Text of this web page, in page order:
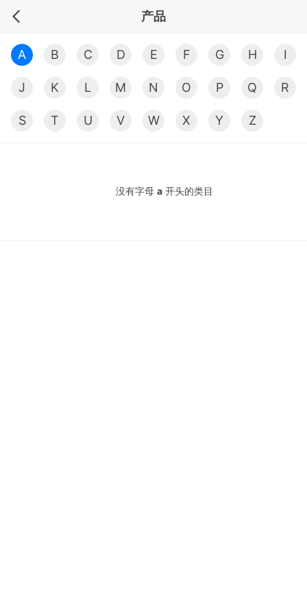
产品
A B C D E F G H I
J K L M N O P Q R
S T U V W X Y Z
没有字母 a 开头的类目